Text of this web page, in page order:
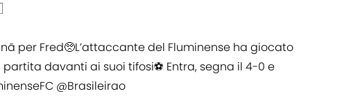
per Fred🥺L’attaccante del Fluminense ha giocato
davanti ai suoi tifosi⚽️ Entra, segna il 4-0 e
@Brasileirao